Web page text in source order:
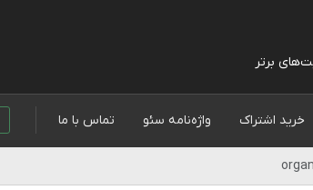
برتر
خرید اشتراک واژه‌نامه سئو تماس با ما